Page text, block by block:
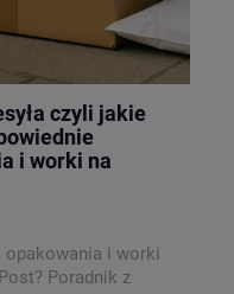
czyli jakie
i worki na
opakowania i worki
Poradnik z